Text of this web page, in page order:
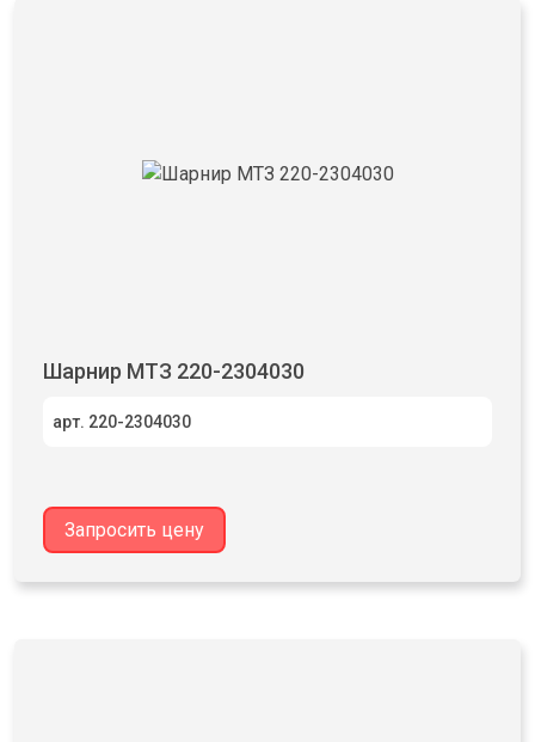
Шарнир МТЗ 220-2304030
арт. 220-2304030
Запросить цену